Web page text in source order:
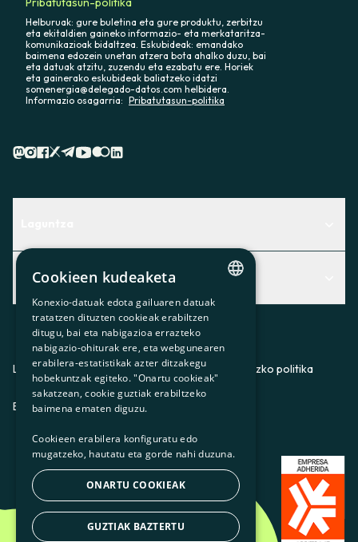
Helburuak: gure buletina eta gure produktu, zerbitzu
eta ekitaldien gaineko informazio- eta merkataritza-
komunikazioak bidaltzea. Eskubideak: emandako
baimena edozein unetan atzera bota ahalko duzu, bai
eta datuak atzitu, zuzendu eta ezabatu ere. Horiek
eta gainerako eskubideak baliatzeko idatzi
somenergia@delegado-datos.com helbidera.
Informazio osagarria: Pribatutasun-politika
Centro de Ayuda
Aurkitu zerbitzurik egokiena zuretzat
Contacto
Albisteak
Albisteak
Bazkideen txokoa
Prentsa
Gurekin lan egin
Lege-oharraPribatutasun-politikaCookieei buruzko politika
ES CAGLEU
CATALAN
SPANISH
GL
BASQUE
Cookieen kudeaketa
Konexio-datuak edota gailuaren datuak
tratatzen dituzten cookieak erabiltzen
ditugu, bai eta nabigazioa errazteko
nabigazio-ohiturak ere, eta webgunearen
erabilera-estatistikak azter ditzakegu
hobekuntzak egiteko. "Onartu cookieak"
sakatzean, cookie guztiak erabiltzeko
baimena ematen diguzu.
Cookieen erabilera konfiguratu edo
mugatzeko, hautatu eta gorde nahi duzuna.
ONARTU COOKIEAK
GUZTIAK BAZTERTU